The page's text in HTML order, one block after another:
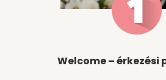
Welcome –